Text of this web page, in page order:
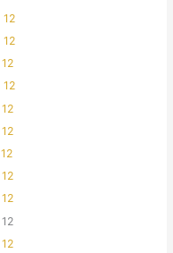
12
12
12
12
12
12
12
12
12
12
12